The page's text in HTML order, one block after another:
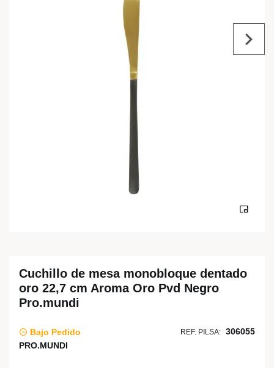
Cuchillo de mesa monobloque dentado
oro 22,7 cm Aroma Oro Pvd Negro
Pro.mundi
Bajo Pedido REF. PILSA: 306055
PRO.MUNDI